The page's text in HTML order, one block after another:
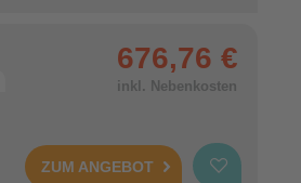
676,76 €
inkl. Nebenkosten
ZUM ANGEBOT